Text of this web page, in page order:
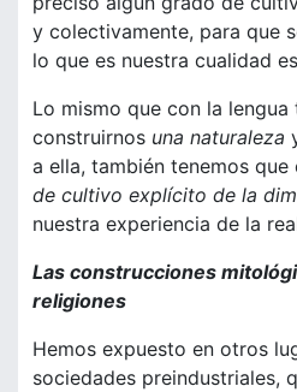
y colectivamente, para que
lo que es nuestra cualidad
Lo mismo que con la lengua
construirnos una naturaleza
a ella, también tenemos que
de cultivo explícito de la
nuestra experiencia de la
Las construcciones
religiones
Hemos expuesto en otros
sociedades preindustriales,